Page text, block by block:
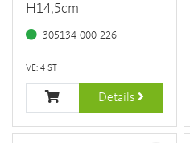
H14,5cm
305134-000-226
VE: 4 ST
Details